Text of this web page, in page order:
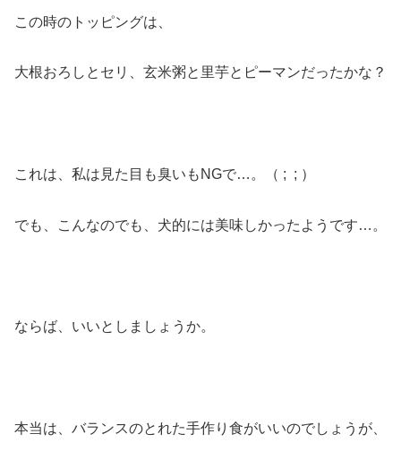
この時のトッピングは、
大根おろしとセリ、玄米粥と里芋とピーマンだったかな？
これは、私は見た目も臭いもNGで…。（ ; ; ）
でも、こんなのでも、犬的には美味しかったようです…。
ならば、いいとしましょうか。
本当は、バランスのとれた手作り食がいいのでしょうが、